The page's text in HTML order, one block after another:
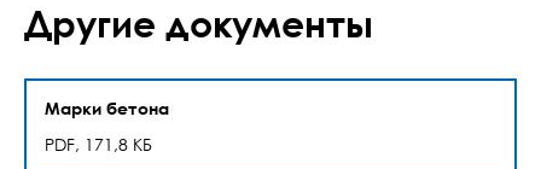
Другие документы
Марки бетона
PDF, 171,8 КБ